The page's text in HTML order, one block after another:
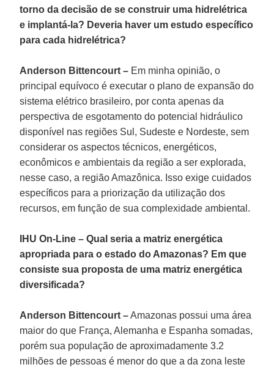
torno da decisão de se construir uma hidrelétrica
e implantá-la? Deveria haver um estudo específico
para cada hidrelétrica?
Anderson Bittencourt – Em minha opinião, o
principal equívoco é executar o plano de expansão do
sistema elétrico brasileiro, por conta apenas da
perspectiva de esgotamento do potencial hidráulico
disponível nas regiões Sul, Sudeste e Nordeste, sem
considerar os aspectos técnicos, energéticos,
econômicos e ambientais da região a ser explorada,
nesse caso, a região Amazônica. Isso exige cuidados
específicos para a priorização da utilização dos
recursos, em função de sua complexidade ambiental.
IHU On-Line – Qual seria a matriz energética
apropriada para o estado do Amazonas? Em que
consiste sua proposta de uma matriz energética
diversificada?
Anderson Bittencourt –Amazonas possui uma área
maior do que França, Alemanha e Espanha somadas,
porém sua população de aproximadamente 3.2
milhões de pessoas é menor do que a da zona leste